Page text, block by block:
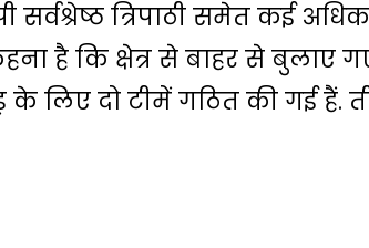
त्रिपाठी समेत कई
है कि क्षेत्र से बाहर से बुलाए
लिए दो टीमें गठित की गई हैं.